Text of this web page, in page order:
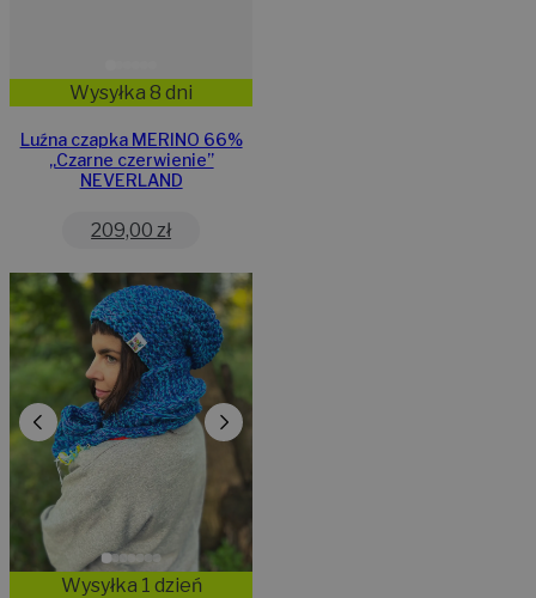
Wysyłka 8 dni
Luźna czapka MERINO 66%
„Czarne czerwienie”
NEVERLAND
209,00 zł
Wysyłka 1 dzień